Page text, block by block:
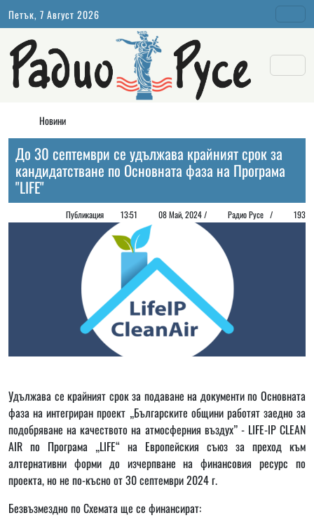
Петък, 7 Август 2026
Новини
До 30 септември се удължава крайният срок за
кандидатстване по Основната фаза на Програма
"LIFE"
Публикация 13:51 08 Май, 2024 / Радио Русе / 193
Удължава се крайният срок за подаване на документи по Основната
фаза на интегриран проект „Българските общини работят заедно за
подобряване на качеството на атмосферния въздух” - LIFE-IP CLEAN
AIR по Програма „LIFE“ на Европейския съюз за преход към
алтернативни форми до изчерпване на финансовия ресурс по
проекта, но не по-късно от 30 септември 2024 г.
Безвъзмездно по Схемата ще се финансират: